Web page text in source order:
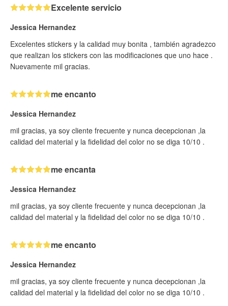
Excelente servicio
Jessica Hernandez
Excelentes stickers y la calidad muy bonita , también agradezco
que realizan los stickers con las modificaciones que uno hace .
Nuevamente mil gracias.
me encanto
Jessica Hernandez
mil gracias, ya soy cliente frecuente y nunca decepcionan ,la
calidad del material y la fidelidad del color no se diga 10/10 .
me encanta
Jessica Hernandez
mil gracias, ya soy cliente frecuente y nunca decepcionan ,la
calidad del material y la fidelidad del color no se diga 10/10 .
me encanto
Jessica Hernandez
mil gracias, ya soy cliente frecuente y nunca decepcionan ,la
calidad del material y la fidelidad del color no se diga 10/10 .